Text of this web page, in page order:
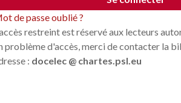
de passe oublié ?
restreint est réservé aux lecteurs
problème d'accès, merci de contacter la
: docelec @ chartes.psl.eu